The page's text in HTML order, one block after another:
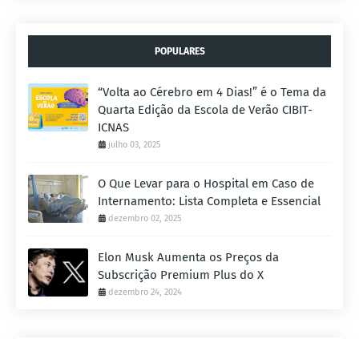
POPULARES
“Volta ao Cérebro em 4 Dias!” é o Tema da
Quarta Edição da Escola de Verão CIBIT-
ICNAS
julho 03, 2025
O Que Levar para o Hospital em Caso de
Internamento: Lista Completa e Essencial
dezembro 02, 2025
Elon Musk Aumenta os Preços da
Subscrição Premium Plus do X
dezembro 24, 2024